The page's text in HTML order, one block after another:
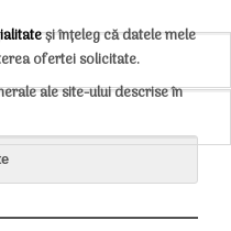
și înțeleg că datele mele
ofertei solicitate.
ale site-ului descrise în